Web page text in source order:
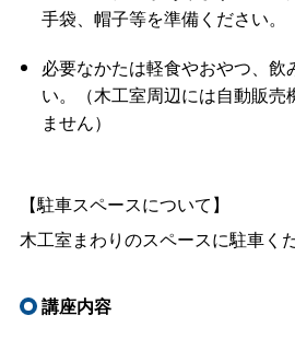
手袋、帽子等を準備ください。
必要なかたは軽食やおやつ、飲
い。（木工室周辺には自動販売
ません）
【駐車スペースについて】
木工室まわりのスペースに駐車くだ
講座内容